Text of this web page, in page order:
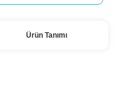
Ürün Tanımı